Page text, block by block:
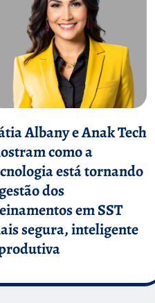
Albany e Anak Tech
como a
está tornando
dos
em SST
segura, inteligente